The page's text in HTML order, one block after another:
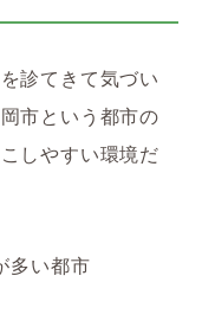
診てきて気づい
市という都市の
しやすい環境だ
多い都市